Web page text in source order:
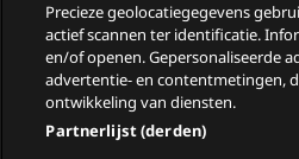
© 2026
Ga
naar
Go
Precieze geolocatiegegevens
actief scannen ter identificatie.
en/of openen. Gepersonaliseerde
advertentie- en contentmetingen,
ontwikkeling van diensten.
Partnerlijst (derden)